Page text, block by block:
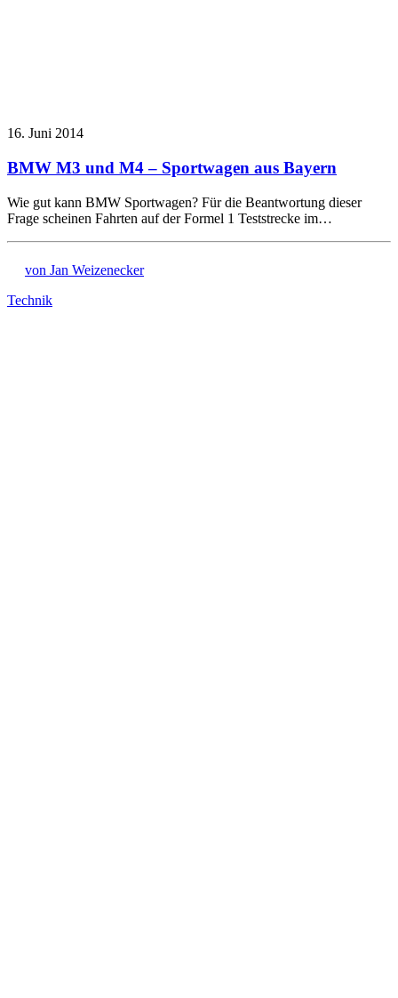
16. Juni 2014
BMW M3 und M4 – Sportwagen aus Bayern
Wie gut kann BMW Sportwagen? Für die Beantwortung dieser
Frage scheinen Fahrten auf der Formel 1 Teststrecke im…
von Jan Weizenecker
Technik